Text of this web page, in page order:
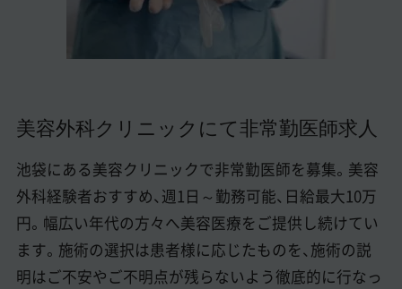
美容医療の転職お役立ち記事
医師採用ご担当者様・その他問い合わせ
美容外科クリニックにて非常勤医師求人
池袋にある美容クリニックで非常勤医師を募集。美容
外科経験者おすすめ、週1日～勤務可能、日給最大10万
円。幅広い年代の方々へ美容医療をご提供し続けてい
ます。施術の選択は患者様に応じたものを、施術の説
明はご不安やご不明点が残らないよう徹底的に行なっ